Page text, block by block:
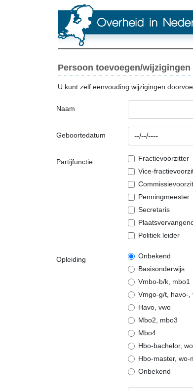
Persoon toevoegen/wijzigingen
U kunt zelf eenvouding wijzigingen
Naam
Geboortedatum
Partijfunctie
Fractievoorzitter
Vice-
Penningmeester
Secretaris
Politiek leider
Opleiding
Onbekend
Basisonderwijs
Vmbo-b/k, mbo1
Vmgo-g/t, havo-,
Havo, vwo
Mbo2, mbo3
Mbo4
Hbo-bachelor,
Hbo-master, wo-
Onbekend